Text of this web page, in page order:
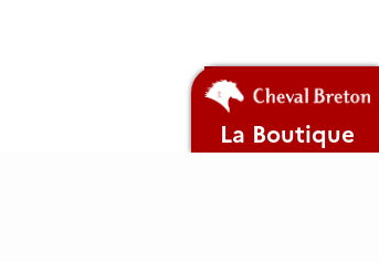
L'ANCTB
La Boutique